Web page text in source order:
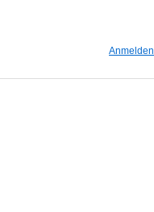
Anmelden